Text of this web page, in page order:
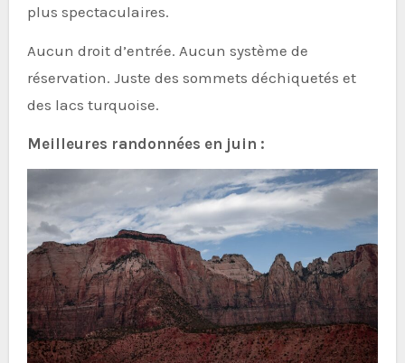
plus spectaculaires.
Aucun droit d’entrée. Aucun système de
réservation. Juste des sommets déchiquetés et
des lacs turquoise.
Meilleures randonnées en juin :